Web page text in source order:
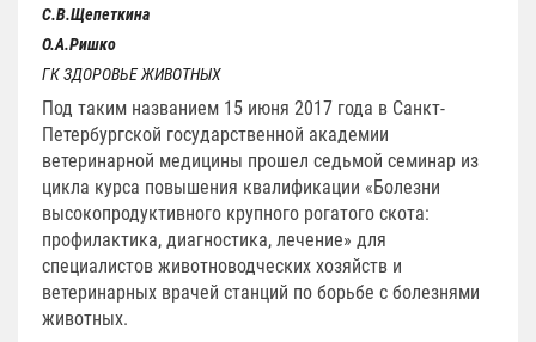
С.В.Щепеткина
О.А.Ришко
ГК ЗДОРОВЬЕ ЖИВОТНЫХ
Под таким названием 15 июня 2017 года в Санкт-
Петербургской государственной академии
ветеринарной медицины прошел седьмой семинар из
цикла курса повышения квалификации «Болезни
высокопродуктивного крупного рогатого скота:
профилактика, диагностика, лечение» для
специалистов животноводческих хозяйств и
ветеринарных врачей станций по борьбе с болезнями
животных.